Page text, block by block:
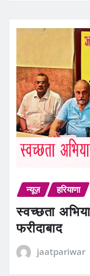
न्यूज़ हरियाणा
स्वच्छता
फरीदाबाद
jaatpariwar